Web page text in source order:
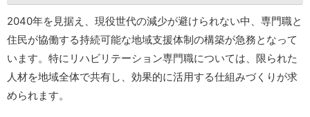
2040年を見据え、現役世代の減少が避けられない中、専門職と
住民が協働する持続可能な地域支援体制の構築が急務となって
います。特にリハビリテーション専門職については、限られた
人材を地域全体で共有し、効果的に活用する仕組みづくりが求
められます。